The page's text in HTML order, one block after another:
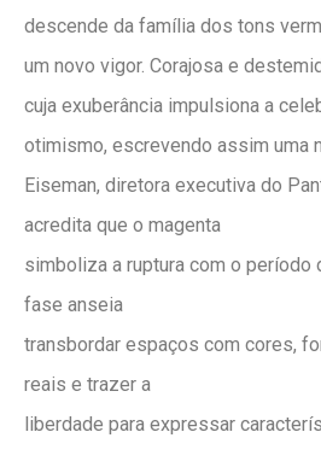
descende da família dos tons
um novo vigor. Corajosa e
cuja exuberância impulsiona a
otimismo, escrevendo assim uma
Eiseman, diretora executiva do
acredita que o magenta
simboliza a ruptura com o período
fase anseia
transbordar espaços com cores,
reais e trazer a
liberdade para expressar